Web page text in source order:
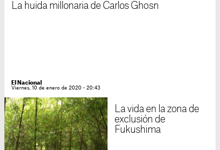
La huida millonaria de Carlos Ghosn
El Nacional
Viernes, 10 de enero de 2020 - 20:43
La vida en la zona de
exclusión de
Fukushima